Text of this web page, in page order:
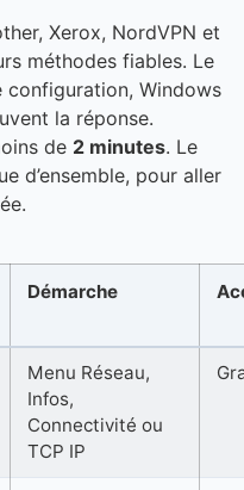
Xerox, NordVPN et
méthodes fiables. Le
configuration, Windows
la réponse.
de 2 minutes. Le
d’ensemble, pour aller
Démarche
Menu Réseau,
Infos,
Connectivité ou
TCP IP